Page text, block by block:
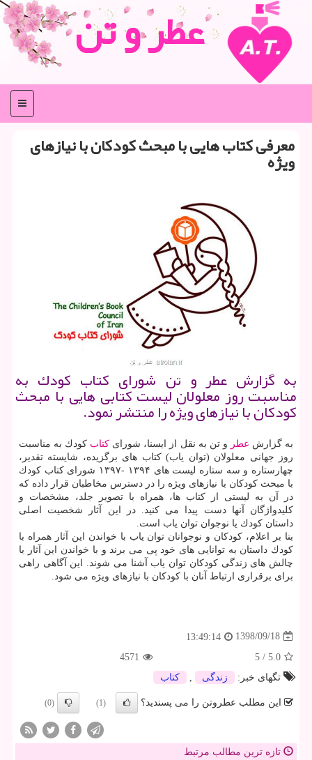
عطر و تن
منو
معرفی كتاب هایی با مبحث كودكان با نیازهای
ویژه
به گزارش عطر و تن شورای كتاب كودك به
مناسبت روز معلولان لیست كتابی هایی با مبحث
كودكان با نیازهای ویژه را منتشر نمود.
به گزارش عطر و تن به نقل از ایسنا، شورای كتاب كودك به مناسبت
روز جهانی معلولان (توان یاب) كتاب های برگزیده، شایسته تقدیر،
چهارستاره و سه ستاره لیست های ۱۳۹۴ -۱۳۹۷ شورای كتاب كودك
با مبحث كودكان با نیازهای ویژه را در دسترس مخاطبان قرار داده كه
در آن به لیستی از كتاب ها، همراه با تصویر جلد، مشخصات و
كلیدواژگان آنها دست پیدا می كنید. در این آثار شخصیت اصلی
داستان كودك یا نوجوان توان یاب است.
بنا بر اعلام، كودكان و نوجوانان توان یاب با خواندن این آثار همراه با
كودك داستان به توانایی های خود پی می برند و با خواندن این آثار با
چالش های زندگی كودكان توان یاب آشنا می شوند. این آگاهی راهی
برای برقراری ارتباط آنان با كودكان با نیازهای ویژه می شود.
1398/09/18
13:49:14
5.0
/
5
4571
تگهای خبر:
زندگی كتاب
این مطلب عطروتن را می پسندید؟ (1)
(0)
تازه ترین مطالب مرتبط